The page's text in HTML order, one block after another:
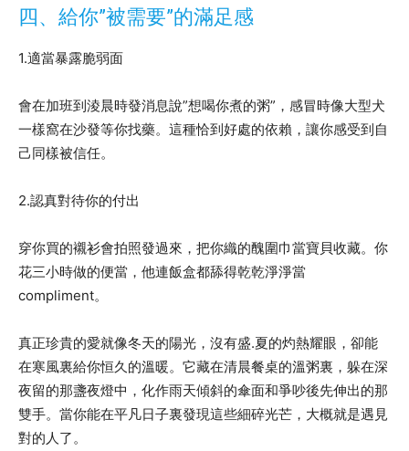
四、給你”被需要”的滿足感
1.適當暴露脆弱面
會在加班到淩晨時發消息說”想喝你煮的粥”，感冒時像大型犬
一樣窩在沙發等你找藥。這種恰到好處的依賴，讓你感受到自
己同樣被信任。
2.認真對待你的付出
穿你買的襯衫會拍照發過來，把你織的醜圍巾當寶貝收藏。你
花三小時做的便當，他連飯盒都舔得乾乾淨淨當
compliment。
真正珍貴的愛就像冬天的陽光，沒有盛.夏的灼熱耀眼，卻能
在寒風裏給你恒久的溫暖。它藏在清晨餐桌的溫粥裏，躲在深
夜留的那盞夜燈中，化作雨天傾斜的傘面和爭吵後先伸出的那
雙手。當你能在平凡日子裏發現這些細碎光芒，大概就是遇見
對的人了。